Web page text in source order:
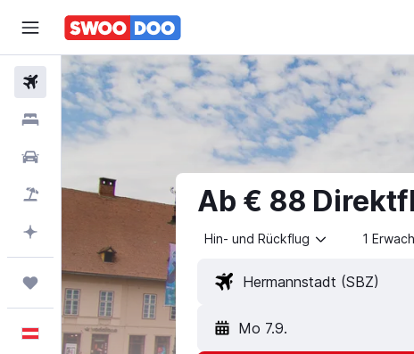
Flüge
Unterkünfte
Pauschalreisen
Trips
Deutsch
Ab € 88
Hin- und Rückflug 1
Mo 7.9.